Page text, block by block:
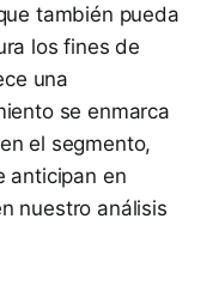
también pueda
los fines de
una
se enmarca
el segmento,
anticipan en
nuestro análisis